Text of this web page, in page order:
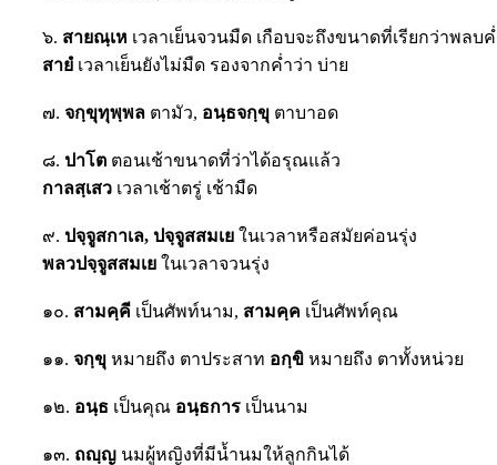
๖. สายณฺเห เวลาเย็นจวนมืด เกือบจะถึงขนาดที่เรียกว่าพลบ
สายํ เวลาเย็นยังไม่มืด รองจากค่ำว่า บ่าย
๗. จกฺขุทุพฺพล ตามัว, อนฺธจกฺขุ ตาบาอด
๘. ปาโต ตอนเช้าขนาดที่ว่าได้อรุณแล้ว
กาลสฺเสว เวลาเช้าตรู่ เช้ามืด
๙. ปจฺจูสกาเล, ปจฺจูสสมเย ในเวลาหรือสมัยค่อนรุ่ง
พลวปจฺจูสสมเย ในเวลาจวนรุ่ง
๑๐. สามคฺคี เป็นศัพท์นาม, สามคฺค เป็นศัพท์คุณ
๑๑. จกฺขุ หมายถึง ตาประสาท อกฺขิ หมายถึง ตาทั้งหน่วย
๑๒. อนฺธ เป็นคุณ อนฺธการ เป็นนาม
๑๓. ถญฺญ นมผู้หญิงที่มีน้ำนมให้ลูกกินได้